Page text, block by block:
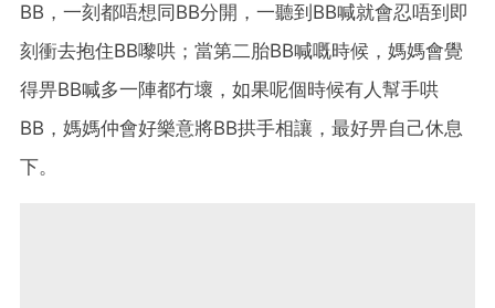
BB，一刻都唔想同BB分開，一聽到BB喊就會忍唔到即
刻衝去抱住BB嚟哄；當第二胎BB喊嘅時候，媽媽會覺
得畀BB喊多一陣都冇壞，如果呢個時候有人幫手哄
BB，媽媽仲會好樂意將BB拱手相讓，最好畀自己休息
下。